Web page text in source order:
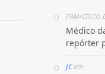
FRANCISCO
Médico
repórter
JCem